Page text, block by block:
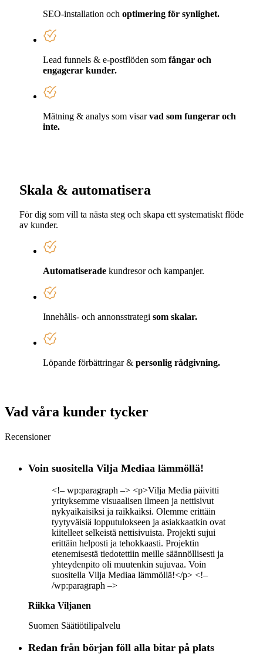
SEO-installation och optimering för synlighet.
Lead funnels & e-postflöden som fångar och
engagerar kunder.
Mätning & analys som visarvad som fungerar och
inte.
Skala & automatisera
För dig som vill ta nästa steg och skapa ett systematiskt flöde
av kunder.
Automatiseradekundresor och kampanjer.
Innehålls- och annonsstrategi som skalar.
Löpande förbättringar & personlig rådgivning.
Vad våra kunder tycker
Recensioner
Voin suositella Vilja Mediaa lämmöllä!
<!– wp:paragraph –> <p>Vilja Media päivitti
yrityksemme visuaalisen ilmeen ja nettisivut
nykyaikaisiksi ja raikkaiksi. Olemme erittäin
tyytyväisiä lopputulokseen ja asiakkaatkin ovat
kiitelleet selkeistä nettisivuista. Projekti sujui
erittäin helposti ja tehokkaasti. Projektin
etenemisestä tiedotettiin meille säännöllisesti ja
yhteydenpito oli muutenkin sujuvaa. Voin
suositella Vilja Mediaa lämmöllä!</p> <!–
/wp:paragraph –>
Riikka Viljanen
Suomen Säätiötilipalvelu
Redan från början föll alla bitar på plats